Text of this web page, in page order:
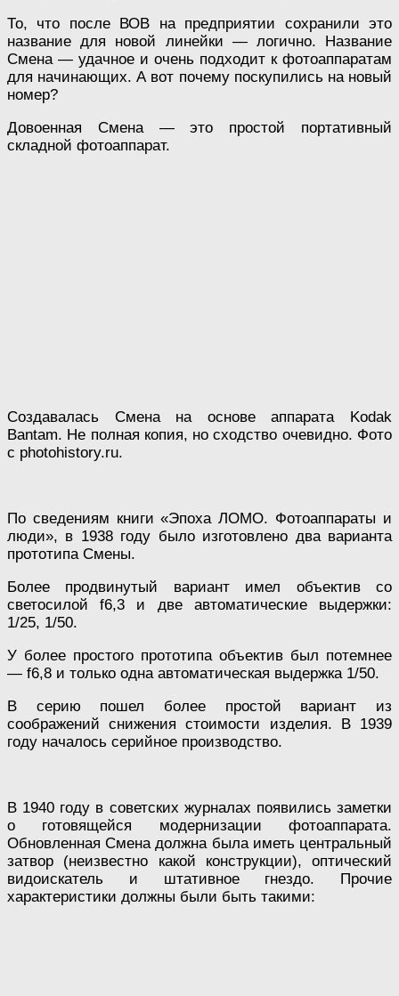
То, что после ВОВ на предприятии сохранили это
название для новой линейки — логично. Название
Смена — удачное и очень подходит к фотоаппаратам
для начинающих. А вот почему поскупились на новый
номер?
Довоенная Смена — это простой портативный
складной фотоаппарат.
Создавалась Смена на основе аппарата Kodak
Bantam. Не полная копия, но сходство очевидно. Фото
с photohistory.ru.
По сведениям книги «Эпоха ЛОМО. Фотоаппараты и
люди», в 1938 году было изготовлено два варианта
прототипа Смены.
Более продвинутый вариант имел объектив со
светосилой f6,3 и две автоматические выдержки:
1/25, 1/50.
У более простого прототипа объектив был потемнее
— f6,8 и только одна автоматическая выдержка 1/50.
В серию пошел более простой вариант из
соображений снижения стоимости изделия. В 1939
году началось серийное производство.
В 1940 году в советских журналах появились заметки
о готовящейся модернизации фотоаппарата.
Обновленная Смена должна была иметь центральный
затвор (неизвестно какой конструкции), оптический
видоискатель и штативное гнездо. Прочие
характеристики должны были быть такими: